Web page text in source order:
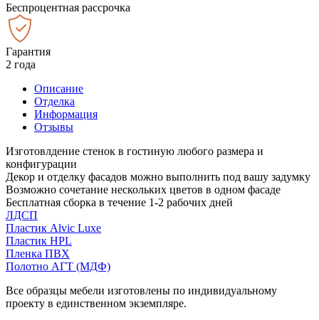
Беспроцентная рассрочка
Гарантия
2 года
Описание
Отделка
Информация
Отзывы
Изготовлдение стенок в гостиную любого размера и
конфигурации
Декор и отделку фасадов можно выполнить под вашу задумку
Возможно сочетание нескольких цветов в одном фасаде
Бесплатная сборка в течение 1-2 рабочих дней
ЛДСП
Пластик Alvic Luxe
Пластик HPL
Пленка ПВХ
Полотно АГТ (МДФ)
Все образцы мебели изготовлены по индивидуальному
проекту в единственном экземпляре.